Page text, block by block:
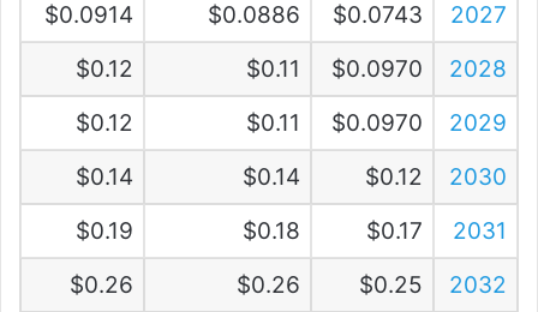
2027
$0.0743
$0.0886
$0.0914
2028
$0.0970
$0.11
$0.12
2029
$0.0970
$0.11
$0.12
2030
$0.12
$0.14
$0.14
2031
$0.17
$0.18
$0.19
2032
$0.25
$0.26
$0.26